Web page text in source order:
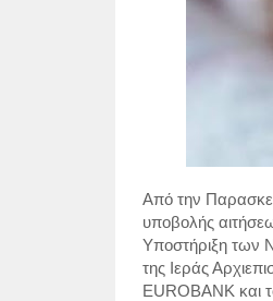
Από την
υποβολής
Υποστήριξη των
της Ιεράς
EUROBANK και